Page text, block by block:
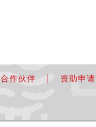
合作伙伴 资助申请